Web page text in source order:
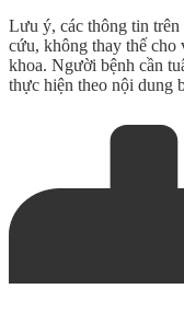
Lưu ý, các thông tin trên
cứu, không thay thế cho
khoa. Người bệnh cần
thực hiện theo nội dung